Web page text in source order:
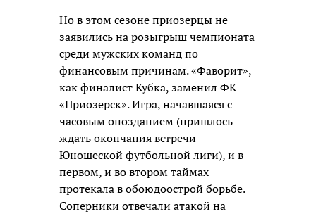
Но в этом сезоне приозерцы не
заявились на розыгрыш чемпионата
среди мужских команд по
финансовым причинам. «Фаворит»,
как финалист Кубка, заменил ФК
«Приозерск». Игра, начавшаяся с
часовым опозданием (пришлось
ждать окончания встречи
Юношеской футбольной лиги), и в
первом, и во втором таймах
протекала в обоюдоострой борьбе.
Соперники отвечали атакой на